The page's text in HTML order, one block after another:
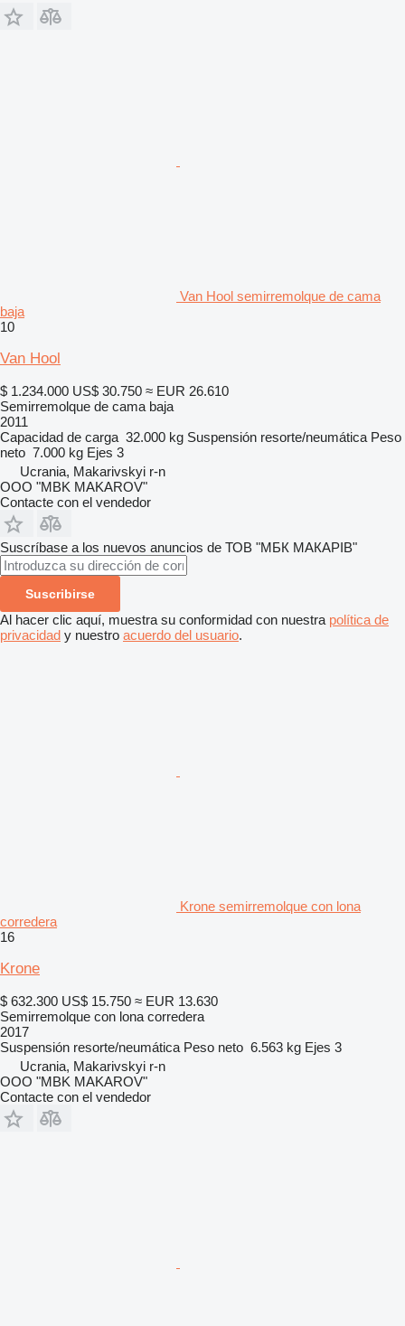
Van Hool semirremolque de cama
baja
10
Van Hool
$ 1.234.000 US$ 30.750 ≈ EUR 26.610
Semirremolque de cama baja
2011
Capacidad de carga 32.000 kg Suspensión resorte/neumática Peso
neto 7.000 kg Ejes 3
Ucrania, Makarivskyi r-n
OOO "MBK MAKAROV"
Contacte con el vendedor
Suscríbase a los nuevos anuncios de ТОВ "МБК МАКАРІВ"
Suscribirse
Al hacer clic aquí, muestra su conformidad con nuestra política de
privacidad y nuestro acuerdo del usuario.
Krone semirremolque con lona
corredera
16
Krone
$ 632.300 US$ 15.750 ≈ EUR 13.630
Semirremolque con lona corredera
2017
Suspensión resorte/neumática Peso neto 6.563 kg Ejes 3
Ucrania, Makarivskyi r-n
OOO "MBK MAKAROV"
Contacte con el vendedor